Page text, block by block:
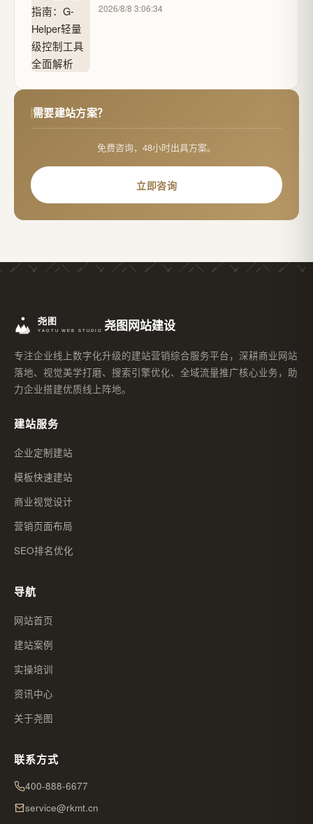
2026/8/8 3:06:34
需要建站方案？
免费咨询，48小时出具方案。
立即咨询
尧图网站建设
专注企业线上数字化升级的建站营销综合服务平台，深耕商业网站
落地、视觉美学打磨、搜索引擎优化、全域流量推广核心业务，助
力企业搭建优质线上阵地。
建站服务
企业定制建站
模板快速建站
商业视觉设计
营销页面布局
SEO排名优化
导航
网站首页
建站案例
实操培训
资讯中心
关于尧图
联系方式
400-888-6677
service@rkmt.cn